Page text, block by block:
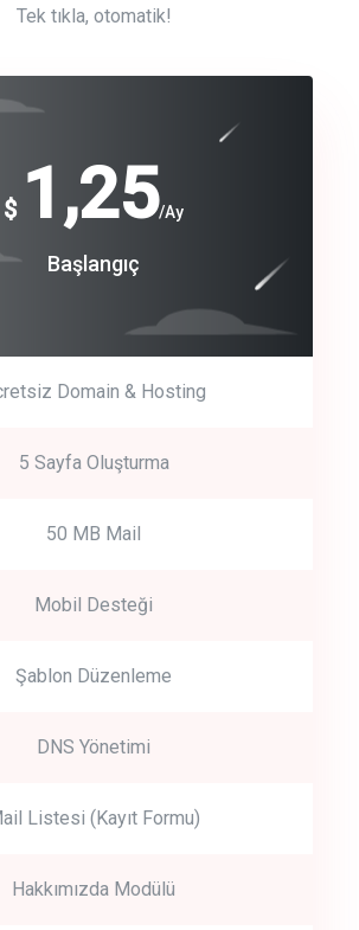
Tek tıkla, otomatik!
$ 1,25/Ay
Başlangıç
Domain & Hosting
5 Sayfa Oluşturma
50 MB Mail
Mobil Desteği
Şablon Düzenleme
DNS Yönetimi
Listesi (Kayıt Formu)
Hakkımızda Modülü
Free
Basic